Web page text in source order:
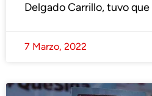
Delgado Carrillo, tuvo
7 Marzo, 2022